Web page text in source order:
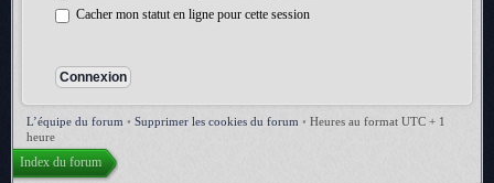
Cacher mon statut en ligne pour cette session
L’équipe du forum • Supprimer les cookies du forum • Heures au format UTC + 1
heure
Index du forum